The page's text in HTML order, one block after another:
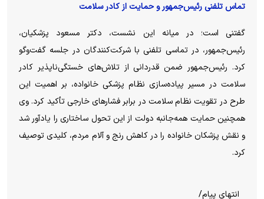
تماس تلفنی رئیس‌جمهور و حمایت از کادر سلامت
گفتنی است؛ در میانه این نشست، دکتر مسعود پزشکیان،
رئیس‌جمهور، در تماسی تلفنی با شرکت‌کنندگان در جلسه گفت‌و‌گو
کرد. رئیس‌جمهور ضمن قدردانی از تلاش‌های خستگی‌ناپذیر کادر
سلامت در مسیر پیاده‌سازی نظام پزشکی خانواده، بر اهمیت این
طرح در تقویت نظام سلامت در برابر فشار‌های خارجی تأکید کرد. وی
همچنین حمایت همه‌جانبه دولت از این تحول ساختاری را یادآور شد
و نقش پزشکان خانواده را در کاهش رنج و آلام مردم، کلیدی توصیف
کرد.
انتهای پیام/